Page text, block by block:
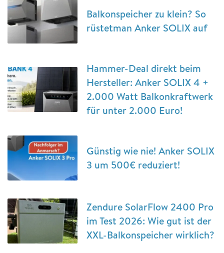
Balkonspeicher zu klein? So
rüstetman Anker SOLIX auf
Hammer-Deal direkt beim
Hersteller: Anker SOLIX 4 +
2.000 Watt Balkonkraftwerk
für unter 2.000 Euro!
Günstig wie nie! Anker SOLIX
3 um 500€ reduziert!
Zendure SolarFlow 2400 Pro
im Test 2026: Wie gut ist der
XXL-Balkonspeicher wirklich?